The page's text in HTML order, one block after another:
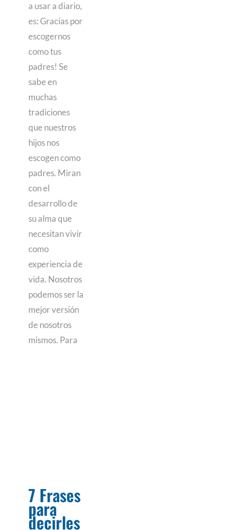
a usar a diario,
es: Gracias por
escogernos
como tus
padres! Se
sabe en
muchas
tradiciones
que nuestros
hijos nos
escogen como
padres. Miran
con el
desarrollo de
su alma que
necesitan vivir
como
experiencia de
vida. Nosotros
podemos ser la
mejor versión
de nosotros
mismos. Para
7 Frases
para
decirles